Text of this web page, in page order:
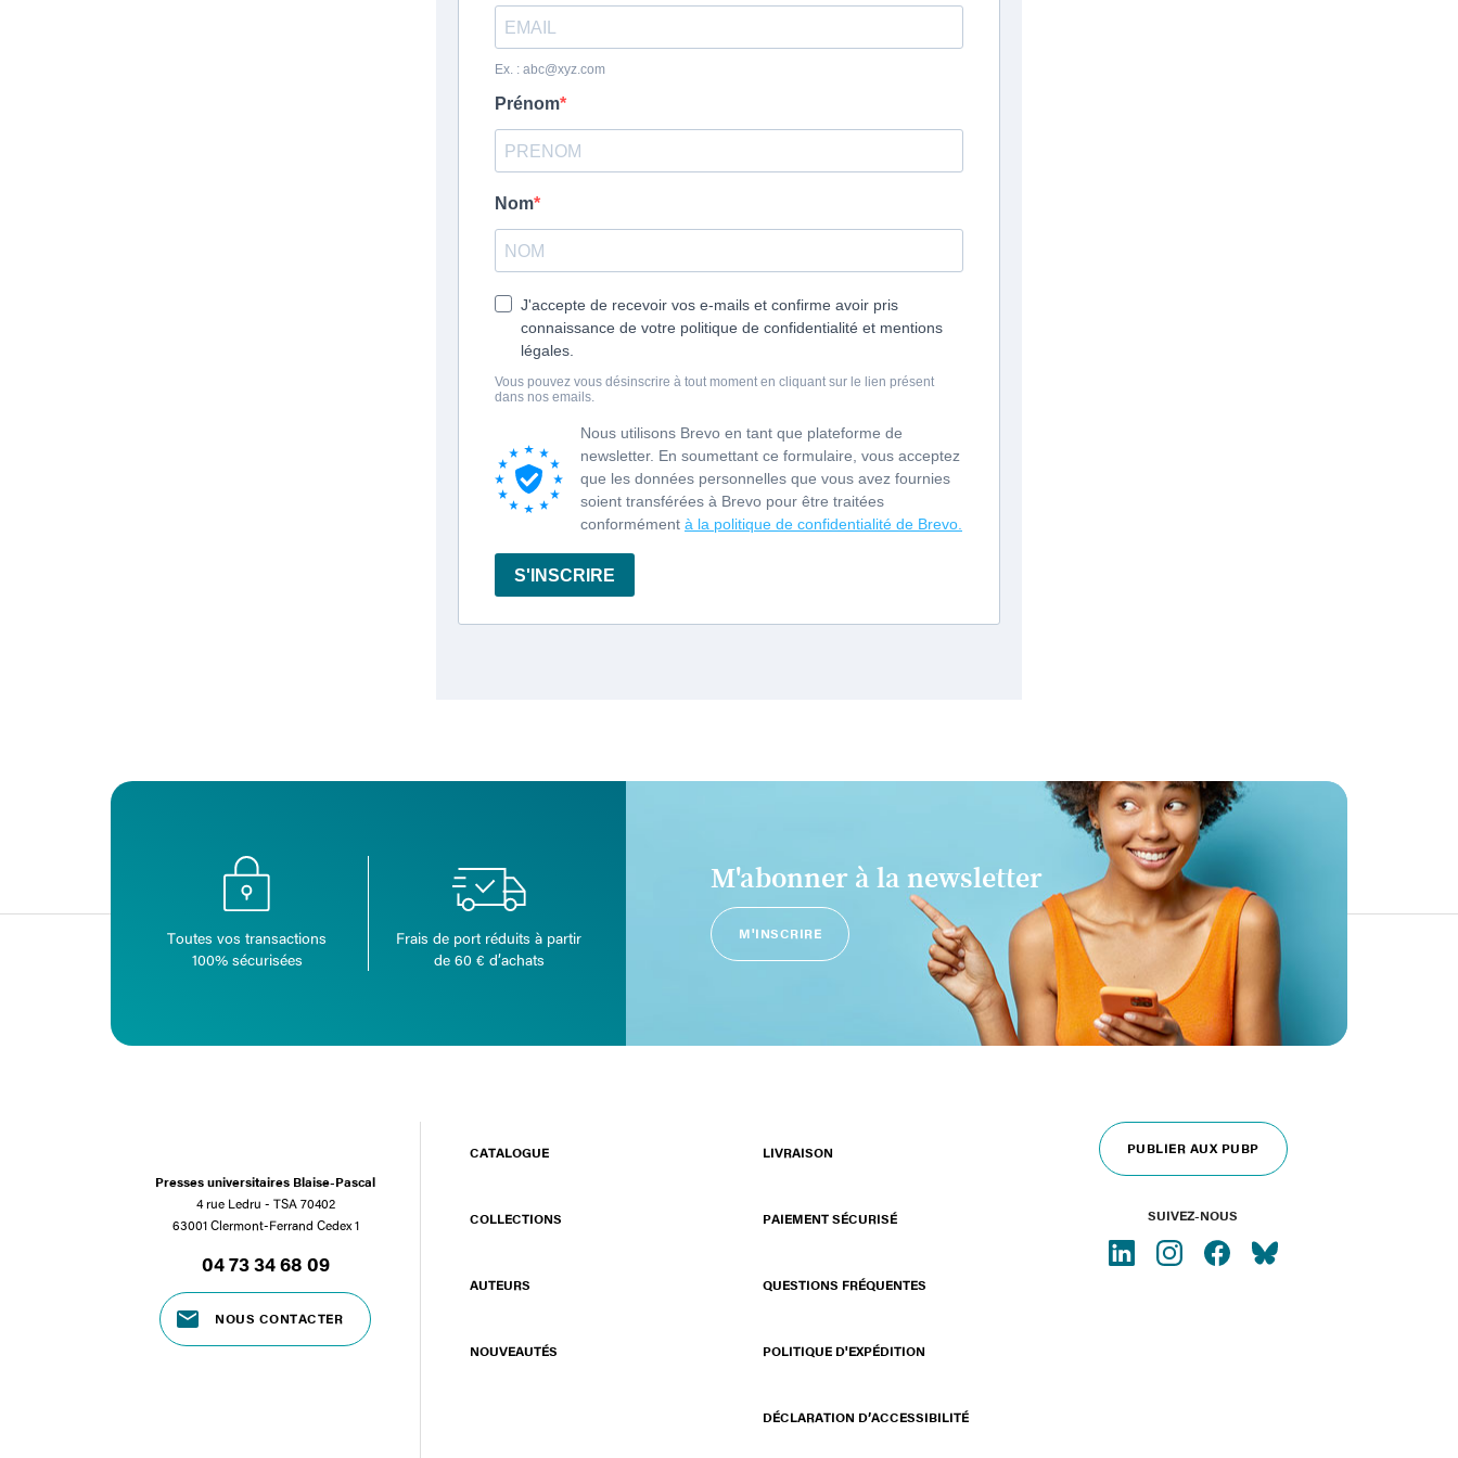
Toutes vos transactions
100% sécurisées
Frais de port réduits à partir
de 60 € d’achats
M'abonner à la newsletter
M'INSCRIRE
Presses universitaires Blaise-Pascal
4 rue Ledru - TSA 70402
63001 Clermont-Ferrand Cedex 1
04 73 34 68 09
NOUS CONTACTER
CATALOGUE
COLLECTIONS
AUTEURS
NOUVEAUTÉS
LIVRAISON
PAIEMENT SÉCURISÉ
QUESTIONS FRÉQUENTES
POLITIQUE D'EXPÉDITION
DÉCLARATION D’ACCESSIBILITÉ
PUBLIER AUX PUBP
SUIVEZ-NOUS